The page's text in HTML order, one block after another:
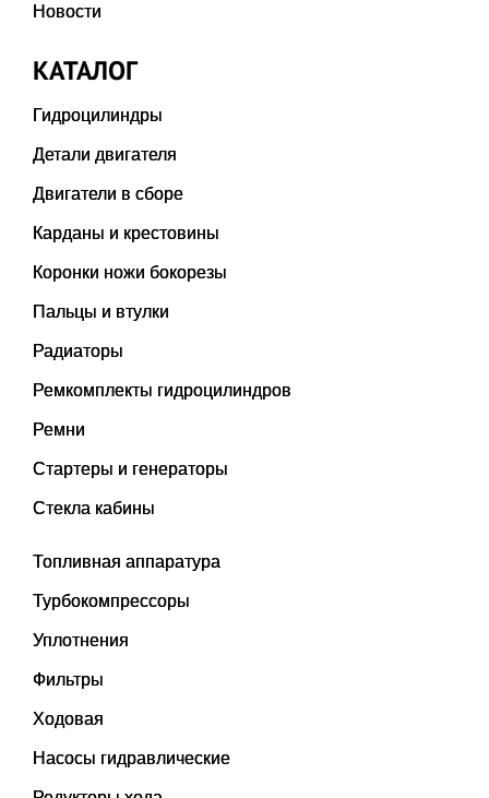
Новости
КАТАЛОГ
Гидроцилиндры
Детали двигателя
Двигатели в сборе
Карданы и крестовины
Коронки ножи бокорезы
Пальцы и втулки
Радиаторы
Ремкомплекты гидроцилиндров
Ремни
Стартеры и генераторы
Стекла кабины
Топливная аппаратура
Турбокомпрессоры
Уплотнения
Фильтры
Ходовая
Насосы гидравлические